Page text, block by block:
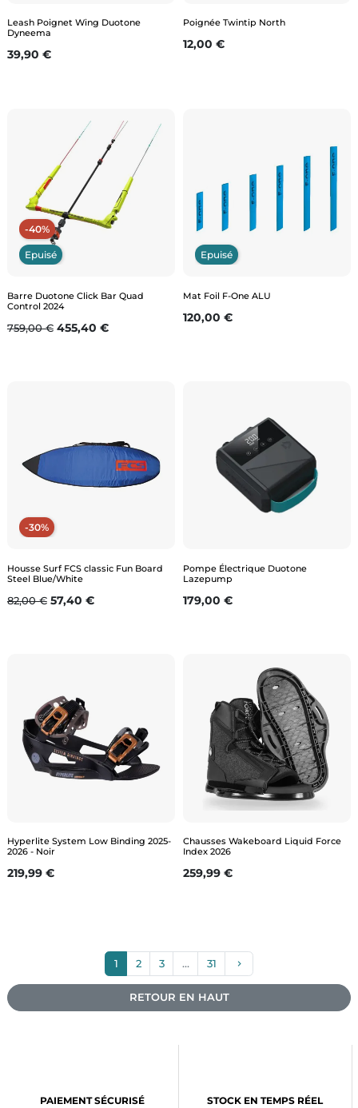
Leash Poignet Wing Duotone
Dyneema
Prix
39,90 €
Poignée Twintip North
Prix
12,00 €
-40%
Epuisé
Barre Duotone Click Bar Quad
Control 2024
Prix de base
759,00 € Prix
455,40 €
Epuisé
Mat Foil F-One ALU
Prix
120,00 €
-30%
Housse Surf FCS classic Fun Board
Steel Blue/White
Prix de base
82,00 € Prix
57,40 €
Pompe Électrique Duotone
Lazepump
Prix
179,00 €
Hyperlite System Low Binding 2025-
2026 - Noir
Prix
219,99 €
Chausses Wakeboard Liquid Force
Index 2026
Prix
259,99 €
1 2 3 … 31 keyboard_arrow_right
RETOUR EN HAUT
PAIEMENT SÉCURISÉ
STOCK EN TEMPS RÉEL